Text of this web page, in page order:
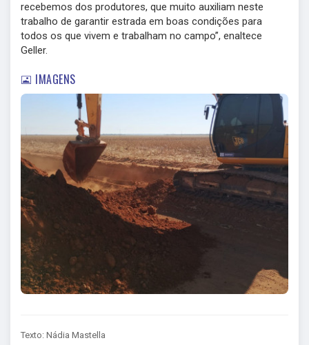
recebemos dos produtores, que muito auxiliam neste
trabalho de garantir estrada em boas condições para
todos os que vivem e trabalham no campo”, enaltece
Geller.
IMAGENS
Texto: Nádia Mastella